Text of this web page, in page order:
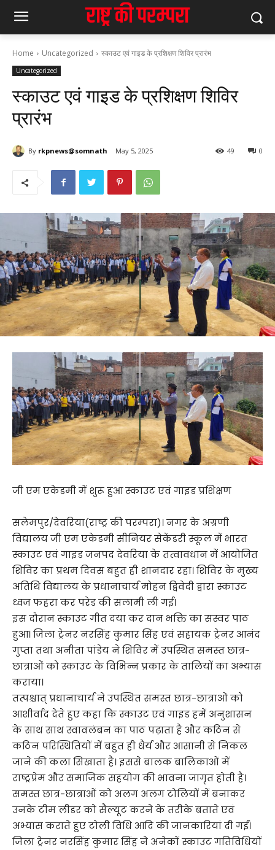
Home Uncategorized स्काउट एवं गाइड के प्रशिक्षण शिविर प्रारंभ
Uncategorized
स्काउट एवं गाइड के प्रशिक्षण शिविर
प्रारंभ
By rkpnews@somnath May 5, 2025 0
49
जी एम एकेडमी में शुरू हुआ स्काउट एवं गाइड प्रशिक्षण
सलेमपुर/देवरिया(राष्ट्र की परम्परा)। नगर के अग्रणी
विद्यालय जी एम एकेडमी सीनियर सेकेंडरी स्कूल में भारत
स्काउट एवं गाइड जनपद देवरिया के तत्वावधान में आयोजित
शिविर का प्रथम दिवस बहुत ही शानदार रहा। शिविर के मुख्य
अतिथि विद्यालय के प्रधानाचार्य मोहन द्विवेदी द्वारा स्काउट
ध्वज फहरा कर परेड की सलामी ली गई।
इस दौरान स्काउट गीत दया कर दान भक्ति का सस्वर पाठ
हुआ। जिला ट्रेनर नरसिंह कुमार सिंह एवं सहायक ट्रेनर आनंद
गुप्ता तथा अनीता पांडेय ने शिविर में उपस्थित समस्त छात्र-
छात्राओं को स्काउट के विभिन्न प्रकार के तालियों का अभ्यास
कराया।
तत्पश्चात् प्रधानाचार्य ने उपस्थित समस्त छात्र-छात्राओं को
आशीर्वाद देते हुए कहा कि स्काउट एवं गाइड हमें अनुशासन
के साथ साथ स्वावलंबन का पाठ पढ़ाता है और कठिन से
कठिन परिस्थितियों में बहुत ही धैर्य और आसानी से निकल
जाने की कला सिखाता है। इससे बालक बालिकाओं में
राष्ट्रप्रेम और समाजिक सहयोग की भावना जागृत होती है।
समस्त छात्र-छात्राओं को अलग अलग टोलियों में बनाकर
उनके टीम लीडर को सैल्यूट करने के तरीके बताते एवं
अभ्यास कराते हुए टोली विधि आदि की जानकारियां दी गईं।
जिला ट्रेनर नरसिंह कुमार सिंह ने अनेकों स्काउट गतिविधियों